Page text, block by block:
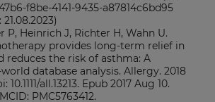
f8be-4141-9435-a87814c6bd95
P, Heinrich J, Richter H, Wahn U.
provides long-term relief in
reduces the risk of asthma: A
database analysis. Allergy. 2018
10.1111/all.13213. Epub 2017 Aug 10.
PMC5763412.